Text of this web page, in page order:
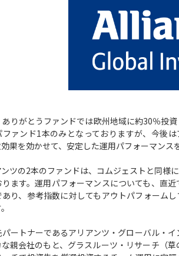
りがとうファンドでは欧州地域に約30％投
ファンド1本のみとなっておりますが、今後
果を効かせて、安定した運用パフォーマンス
ツの2本のファンドは、コムジェストと同様
ます。運用パフォーマンスについても、直
り、参考指数に対してもアウトパフォーム
ートナーであるアリアンツ・グローバル・
親会社のもと、グラスルーツ・リサーチ（